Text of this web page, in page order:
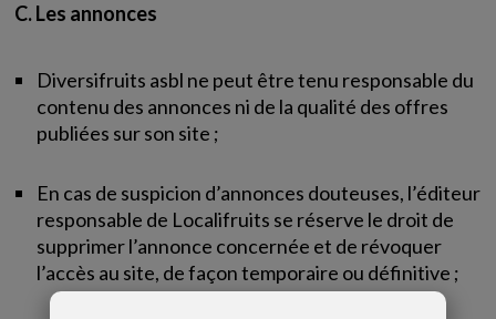
C. Les annonces
Diversifruits asbl ne peut être tenu responsable du
contenu des annonces ni de la qualité des offres
publiées sur son site ;
En cas de suspicion d’annonces douteuses, l’éditeur
responsable de Localifruits se réserve le droit de
supprimer l’annonce concernée et de révoquer
l’accès au site, de façon temporaire ou définitive ;